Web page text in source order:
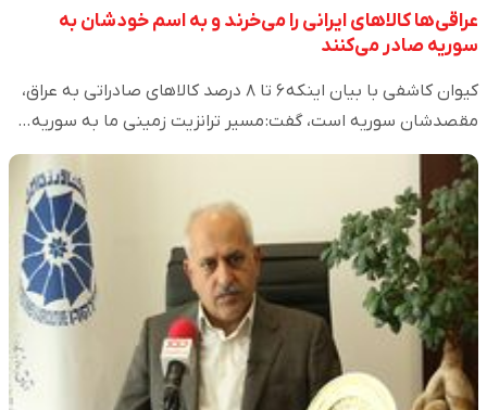
عراقی‌ها کالاهای ایرانی را می‌خرند و به اسم خودشان به
سوریه صادر می‌کنند
کیوان کاشفی با بیان اینکه ۶ تا ۸ درصد کالاهای صادراتی به عراق،
مقصدشان سوریه است، گفت: مسیر ترانزیت زمینی ما به سوریه…